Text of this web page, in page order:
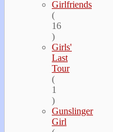
Girlfriends
(
16
)
Girls'
Last
Tour
(
1
)
Gunslinger
Girl